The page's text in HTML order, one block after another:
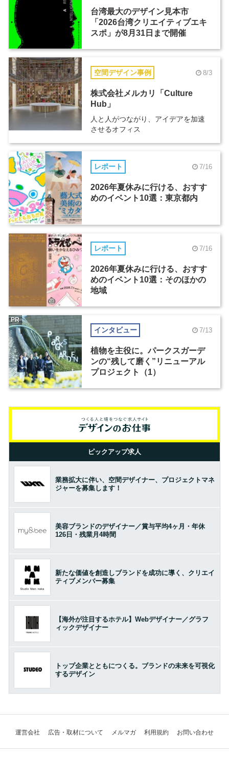
台湾最大のデザイン見本市
「2026台湾クリエイティブエキ
スポ」が8月31日まで開催
空間デザイン事例 8/3
株式会社メルカリ「Culture
Hub」
人と人がつながり、アイデアを加速
させるオフィス
レポート 7/16
2026年夏休みに行ける、おすす
めのイベント10選：東京都内
レポート 7/16
2026年夏休みに行ける、おすす
めのイベント10選：そのほかの
地域
インタビュー 7/13
植物を主役に。パークスガーデ
ンの“残して磨く”リニューアル
プロジェクト（1）
PR
ピックアップ求人
業務拡大に伴い、空間デザイナー、プロジェクトマネ
ジャーを募集します！
美容ブランドのデザイナー／賞与平均4ヶ月・年休
126日・残業月4時間
新たな価値を創造しブランドを成功に導く、クリエイ
ティブメンバー募集
【海外が注目するホテル】Webデザイナー／グラフ
ィックデザイナー
トップ企業とともにつくる。ブランドの未来を可視化
するデザイン
運営会社 広告・取材について メルマガ 利用規約 お問い合わせ